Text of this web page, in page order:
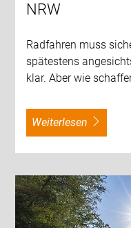
NRW
Radfahren muss
spätestens
klar. Aber wie
weiterlesen